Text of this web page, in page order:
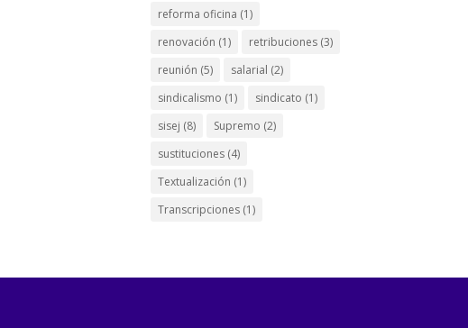
reforma oficina (1)
renovación (1) retribuciones (3)
reunión (5) salarial (2)
sindicalismo (1) sindicato (1)
sisej (8) Supremo (2)
sustituciones (4)
Textualización (1)
Transcripciones (1)